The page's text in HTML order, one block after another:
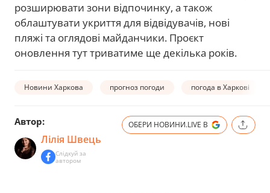
розширювати зони відпочинку, а також
облаштувати укриття для відвідувачів, нові
пляжі та оглядові майданчики. Проєкт
оновлення тут триватиме ще декілька років.
Новини Харкова прогноз погоди погода в Харкові
Автор:
Лілія Швець
Слідкуй за
автором
ОБЕРИ НОВИНИ.LIVE В